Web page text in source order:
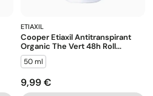
ETIAXIL
Cooper Etiaxil Antitranspirant
Organic The Vert 48h Roll...
50 ml
Prix
9,99 €